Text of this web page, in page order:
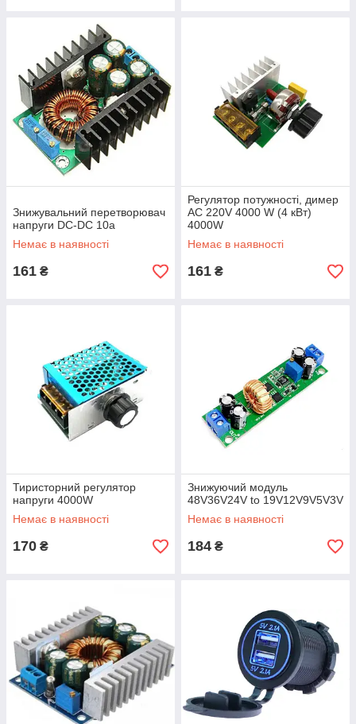
Знижувальний перетворювач
напруги DC-DC 10a
Немає в наявності
161 ₴
Регулятор потужності, димер
AC 220V 4000 W (4 кВт)
4000W
Немає в наявності
161 ₴
Тиристорний регулятор
напруги 4000W
Немає в наявності
170 ₴
Знижуючий модуль
48V36V24V to 19V12V9V5V3V
Немає в наявності
184 ₴